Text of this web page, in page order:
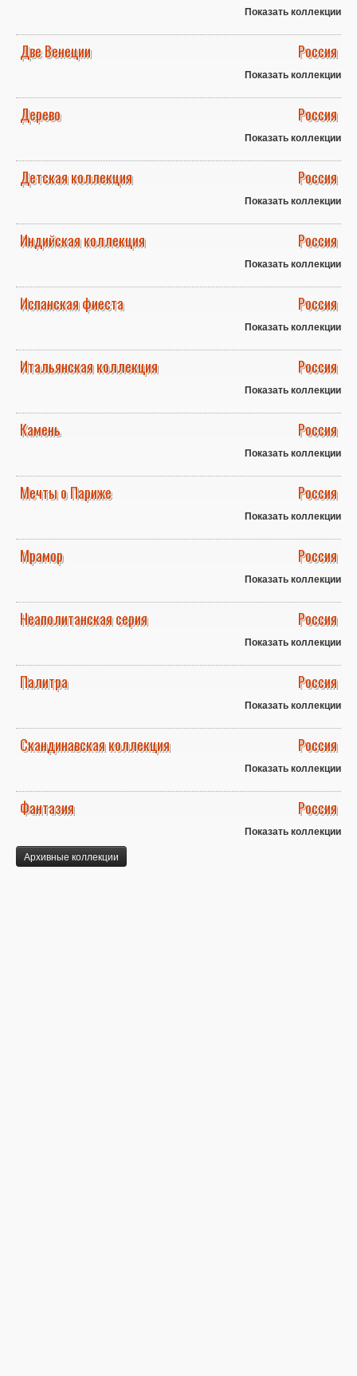
Показать коллекции
Две Венеции Россия
Показать коллекции
Дерево Россия
Показать коллекции
Детская коллекция Россия
Показать коллекции
Индийская коллекция Россия
Показать коллекции
Испанская фиеста Россия
Показать коллекции
Итальянская коллекция Россия
Показать коллекции
Камень Россия
Показать коллекции
Мечты о Париже Россия
Показать коллекции
Мрамор Россия
Показать коллекции
Неаполитанская серия Россия
Показать коллекции
Палитра Россия
Показать коллекции
Скандинавская коллекция Россия
Показать коллекции
Фантазия Россия
Показать коллекции
Архивные коллекции